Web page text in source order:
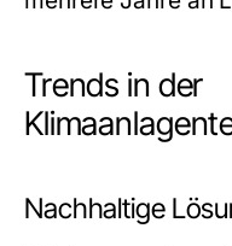
Trends in der
Nachhaltige